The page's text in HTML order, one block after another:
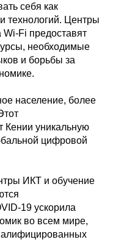
себя как
технологий. Центры
Wi-Fi предоставят
необходимые
и борьбы за
население, более
Кении уникальную
цифровой
ИКТ и обучение
19 ускорила
во всем мире,